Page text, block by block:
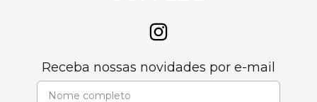
Receba nossas novidades por e-mail